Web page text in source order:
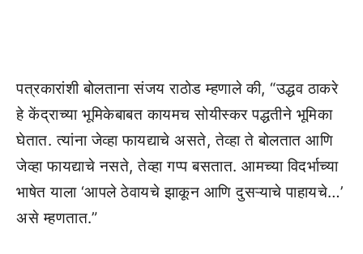
पत्रकारांशी बोलताना संजय राठोड म्हणाले की, “उद्धव ठाकरे
हे केंद्राच्या भूमिकेबाबत कायमच सोयीस्कर पद्धतीने भूमिका
घेतात. त्यांना जेव्हा फायद्याचे असते, तेव्हा ते बोलतात आणि
जेव्हा फायद्याचे नसते, तेव्हा गप्प बसतात. आमच्या विदर्भाच्या
भाषेत याला ‘आपले ठेवायचे झाकून आणि दुसऱ्याचे पाहायचे…’
असे म्हणतात.”